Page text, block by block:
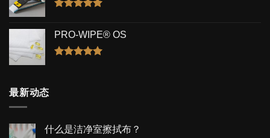
PRO-WIPE® OS
最新动态
什么是洁净室擦拭布？